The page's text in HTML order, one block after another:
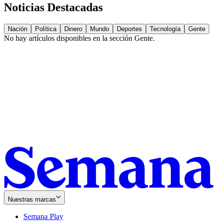
Noticias Destacadas
Nación Política Dinero Mundo Deportes Tecnología Gente
No hay artículos disponibles en la sección Gente.
Nuestras marcas
Semana Play